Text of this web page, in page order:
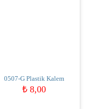
0507-G Plastik Kalem
₺8,00